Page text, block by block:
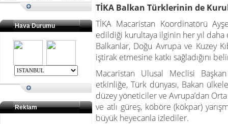
TİKA Balkan Türklerinin de
TİKA Macaristan Koordinatörü
edildiği kurultaya ilginin her yıl daha
Balkanlar, Doğu Avrupa ve Kuzey
iştirak etmesine katkı sağladığını
Macaristan Ulusal Meclisi Başkan
etkinliğe, Türk dünyası, Bakan
düzey yöneticiler ve Avrupa’dan Orta
ve atlı güreş, köböre (kökpar)
büyük heyecanla izlediler.
Hava Durumu
Reklam